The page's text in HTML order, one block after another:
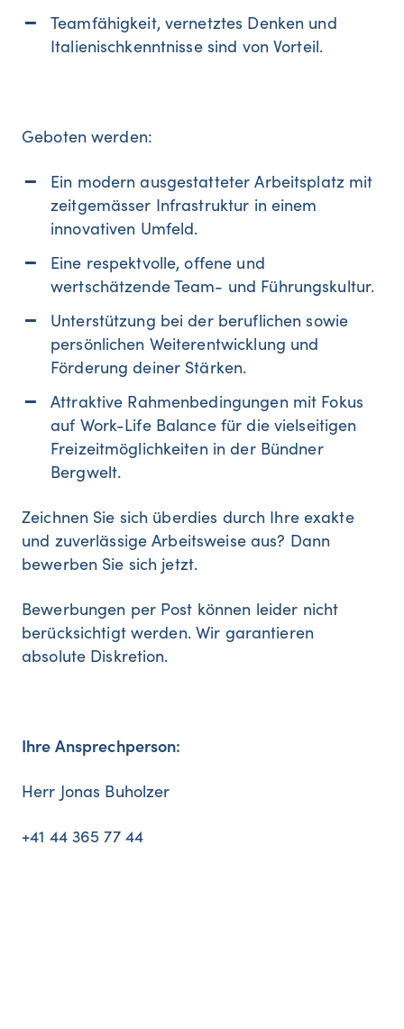
Teamfähigkeit, vernetztes Denken und
Italienischkenntnisse sind von Vorteil.
Geboten werden:
Ein modern ausgestatteter Arbeitsplatz mit
zeitgemässer Infrastruktur in einem
innovativen Umfeld.
Eine respektvolle, offene und
wertschätzende Team- und Führungskultur.
Unterstützung bei der beruflichen sowie
persönlichen Weiterentwicklung und
Förderung deiner Stärken.
Attraktive Rahmenbedingungen mit Fokus
auf Work-Life Balance für die vielseitigen
Freizeitmöglichkeiten in der Bündner
Bergwelt.
Zeichnen Sie sich überdies durch Ihre exakte
und zuverlässige Arbeitsweise aus? Dann
bewerben Sie sich jetzt.
Bewerbungen per Post können leider nicht
berücksichtigt werden. Wir garantieren
absolute Diskretion.
Ihre Ansprechperson:
Herr Jonas Buholzer
+41 44 365 77 44